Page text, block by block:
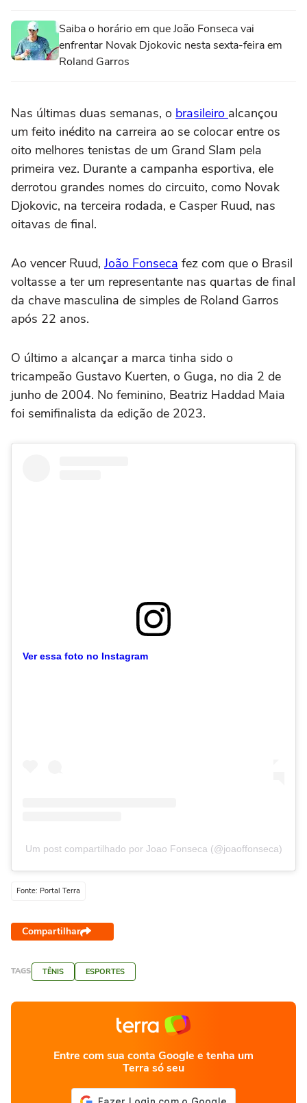
Saiba o horário em que João Fonseca vai
enfrentar Novak Djokovic nesta sexta-feira em
Roland Garros
Nas últimas duas semanas, o brasileiro alcançou
um feito inédito na carreira ao se colocar entre os
oito melhores tenistas de um Grand Slam pela
primeira vez. Durante a campanha esportiva, ele
derrotou grandes nomes do circuito, como Novak
Djokovic, na terceira rodada, e Casper Ruud, nas
oitavas de final.
Ao vencer Ruud, João Fonseca fez com que o Brasil
voltasse a ter um representante nas quartas de final
da chave masculina de simples de Roland Garros
após 22 anos.
O último a alcançar a marca tinha sido o
tricampeão Gustavo Kuerten, o Guga, no dia 2 de
junho de 2004. No feminino, Beatriz Haddad Maia
foi semifinalista da edição de 2023.
Ver essa foto no Instagram
Um post compartilhado por Joao Fonseca (@joaoffonseca)
Fonte: Portal Terra
Compartilhar
TAGS TÊNIS ESPORTES
Entre com sua conta Google e tenha um
Terra só seu